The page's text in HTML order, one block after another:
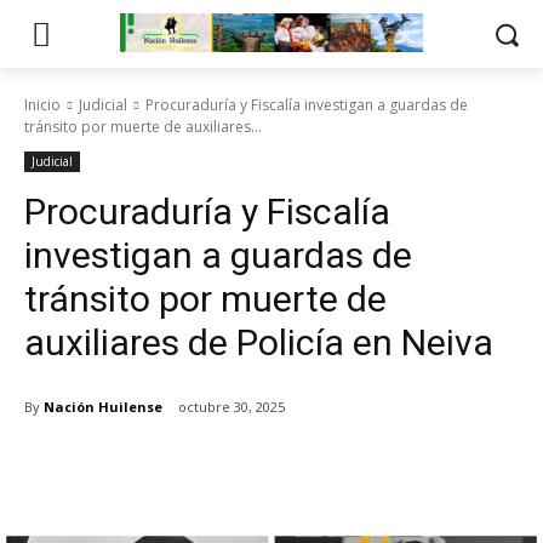
Inicio Judicial
Procuraduría y Fiscalía investigan a guardas de
tránsito por muerte de auxiliares...
Judicial
Procuraduría y Fiscalía
investigan a guardas de
tránsito por muerte de
auxiliares de Policía en Neiva
By Nación Huilense octubre 30, 2025